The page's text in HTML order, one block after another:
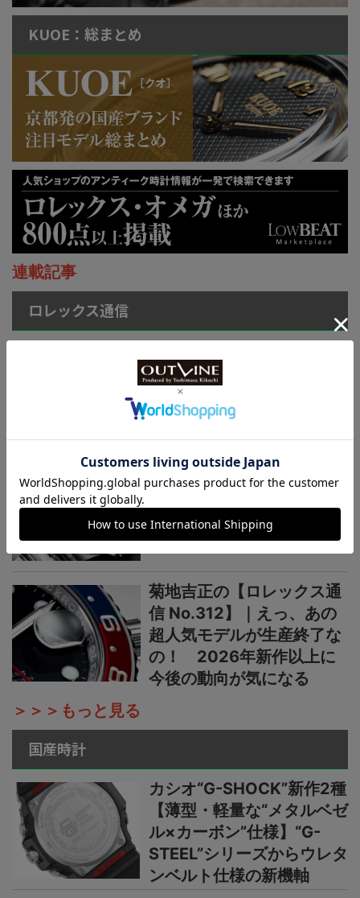
KUOE：総まとめ
連載記事
ロレックス通信
信 No.314】｜技術力を誇
示するグラフィカルで繊細
なジュビリーダイアルモチ
ーフ
菊地吉正の【ロレックス通
信 No.313】｜生産終了の
発表からほぼ2カ月。実勢
価格はいまおいくら？
菊地吉正の【ロレックス通
信 No.312】｜えっ、あの
超人気モデルが生産終了な
の！ 2026年新作以上に
今後の動向が気になる
＞＞＞もっと見る
国産時計
カシオ“G-SHOCK”新作2種
【薄型・軽量な“メタルベゼ
ル×カーボン”仕様】“G-
STEEL”シリーズからウレタ
ンベルト仕様の新機軸